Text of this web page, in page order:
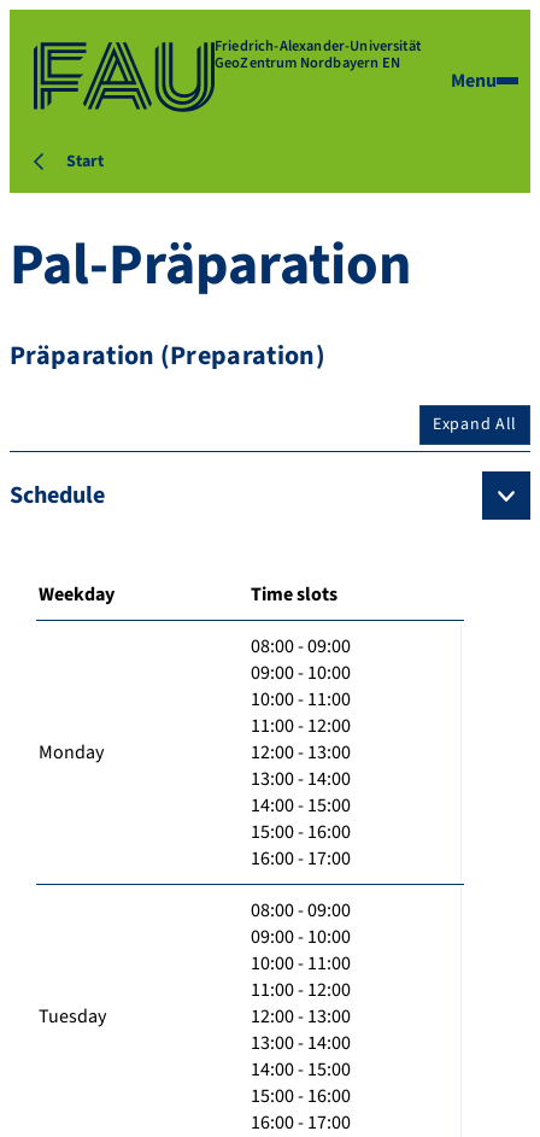
Friedrich-Alexander-Universität
GeoZentrum Nordbayern EN
Menu
Start
Pal-Präparation
Präparation (Preparation)
Expand All
Schedule
Weekday Time slots
Monday
08:00 - 09:00
09:00 - 10:00
10:00 - 11:00
11:00 - 12:00
12:00 - 13:00
13:00 - 14:00
14:00 - 15:00
15:00 - 16:00
16:00 - 17:00
Tuesday
08:00 - 09:00
09:00 - 10:00
10:00 - 11:00
11:00 - 12:00
12:00 - 13:00
13:00 - 14:00
14:00 - 15:00
15:00 - 16:00
16:00 - 17:00